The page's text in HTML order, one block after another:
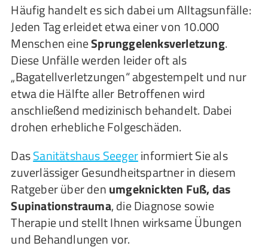
Häufig handelt es sich dabei um Alltagsunfälle:
Jeden Tag erleidet etwa einer von 10.000
Menschen eineSprunggelenksverletzung.
Diese Unfälle werden leider oft als
„Bagatellverletzungen“ abgestempelt und nur
etwa die Hälfte aller Betroffenen wird
anschließend medizinisch behandelt. Dabei
drohen erhebliche Folgeschäden.
DasSanitätshaus Seegerinformiert Sie als
zuverlässiger Gesundheitspartner in diesem
Ratgeber über denumgeknickten Fuß, das
Supinationstrauma, die Diagnose sowie
Therapie und stellt Ihnen wirksame Übungen
und Behandlungen vor.